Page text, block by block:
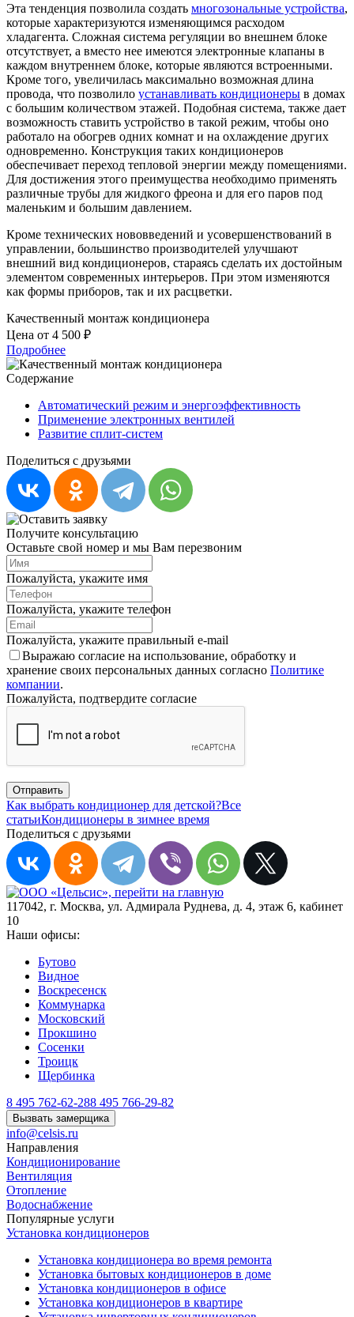
Эта тенденция позволила создать многозональные устройства,
которые характеризуются изменяющимся расходом
хладагента. Сложная система регуляции во внешнем блоке
отсутствует, а вместо нее имеются электронные клапаны в
каждом внутреннем блоке, которые являются встроенными.
Кроме того, увеличилась максимально возможная длина
провода, что позволило устанавливать кондиционеры в домах
с большим количеством этажей. Подобная система, также дает
возможность ставить устройство в такой режим, чтобы оно
работало на обогрев одних комнат и на охлаждение других
одновременно. Конструкция таких кондиционеров
обеспечивает переход тепловой энергии между помещениями.
Для достижения этого преимущества необходимо применять
различные трубы для жидкого фреона и для его паров под
маленьким и большим давлением.
Кроме технических нововведений и усовершенствований в
управлении, большинство производителей улучшают
внешний вид кондиционеров, стараясь сделать их достойным
элементом современных интерьеров. При этом изменяются
как формы приборов, так и их расцветки.
Качественный монтаж кондиционера
Цена от 4 500 ₽
Подробнее
Содержание
Автоматический режим и энергоэффективность
Применение электронных вентилей
Развитие сплит-систем
Поделиться с друзьями
Получите консультацию
Оставьте свой номер и мы Вам перезвоним
Пожалуйста, укажите имя
Пожалуйста, укажите телефон
Пожалуйста, укажите правильный e-mail
Выражаю согласие на использование, обработку и
хранение своих персональных данных согласно Политике
компании.
Пожалуйста, подтвердите согласие
Отправить
Как выбрать кондиционер для детской?Все
статьиКондиционеры в зимнее время
Поделиться с друзьями
117042, г. Москва, ул. Адмирала Руднева, д. 4, этаж 6, кабинет
10
Наши офисы:
Бутово
Видное
Воскресенск
Коммунарка
Московский
Прокшино
Сосенки
Троицк
Щербинка
8 495 762-62-288 495 766-29-82
Вызвать замерщика
info@celsis.ru
Направления
Кондиционирование
Вентиляция
Отопление
Водоснабжение
Популярные услуги
Установка кондиционеров
Установка кондиционера во время ремонта
Установка бытовых кондиционеров в доме
Установка кондиционеров в офисе
Установка кондиционеров в квартире